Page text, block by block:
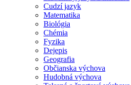
Cudzí jazyk
Matematika
Biológia
Chémia
Fyzika
Dejepis
Geografia
Občianska výchova
Hudobná výchova